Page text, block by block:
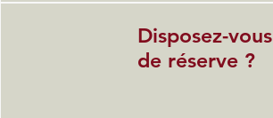
Disposez-
de réserve ?